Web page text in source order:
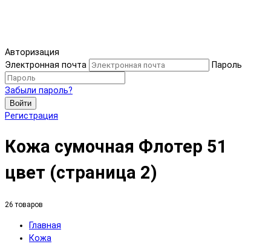
Авторизация
Электронная почта
Пароль
Забыли пароль?
Войти
Регистрация
Кожа сумочная Флотер 51
цвет (страница 2)
26 товаров
Главная
Кожа